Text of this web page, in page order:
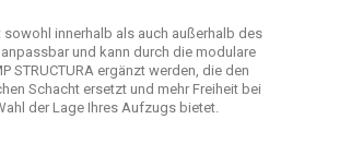
sowohl innerhalb als auch außerhalb des
und kann durch die modulare
STRUCTURA ergänzt werden, die den
Schacht ersetzt und mehr Freiheit bei
der Lage Ihres Aufzugs bietet.